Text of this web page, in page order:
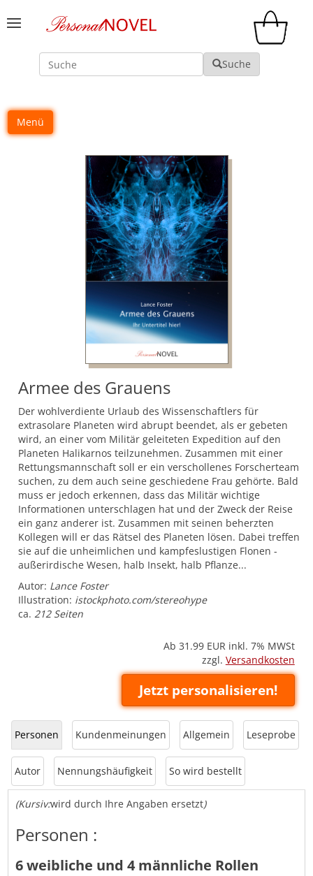
Suche Suche
Menü
Armee des Grauens
Der wohlverdiente Urlaub des Wissenschaftlers für
extrasolare Planeten wird abrupt beendet, als er gebeten
wird, an einer vom Militär geleiteten Expedition auf den
Planeten Halikarnos teilzunehmen. Zusammen mit einer
Rettungsmannschaft soll er ein verschollenes Forscherteam
suchen, zu dem auch seine geschiedene Frau gehörte. Bald
muss er jedoch erkennen, dass das Militär wichtige
Informationen unterschlagen hat und der Zweck der Reise
ein ganz anderer ist. Zusammen mit seinen beherzten
Kollegen will er das Rätsel des Planeten lösen. Dabei treffen
sie auf die unheimlichen und kampfeslustigen Flonen -
außerirdische Wesen, halb Insekt, halb Pflanze...
Autor: Lance Foster
Illustration: istockphoto.com/stereohype
ca.212 Seiten
Ab 31.99 EUR inkl. 7% MWSt
zzgl. Versandkosten
Jetzt personalisieren!
Personen Kundenmeinungen Allgemein Leseprobe
Autor Nennungshäufigkeit So wird bestellt
(Kursiv:wird durch Ihre Angaben ersetzt)
Personen :
6 weibliche und 4 männliche Rollen